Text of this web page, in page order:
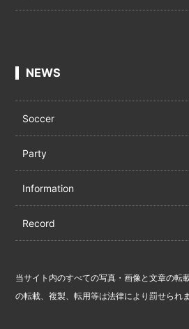
NEWS
Soccer
Party
Information
Record
当サイト内のすべての写真・画像と文章の転
の転載、複製、転用等は法律により罰せられま